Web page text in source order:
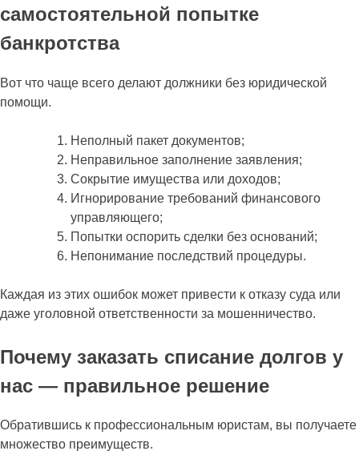
самостоятельной попытке
банкротства
Вот что чаще всего делают должники без юридической
помощи.
Неполный пакет документов;
Неправильное заполнение заявления;
Сокрытие имущества или доходов;
Игнорирование требований финансового
управляющего;
Попытки оспорить сделки без оснований;
Непонимание последствий процедуры.
Каждая из этих ошибок может привести к отказу суда или
даже уголовной ответственности за мошенничество.
Почему заказать списание долгов у
нас — правильное решение
Обратившись к профессиональным юристам, вы получаете
множество преимуществ.